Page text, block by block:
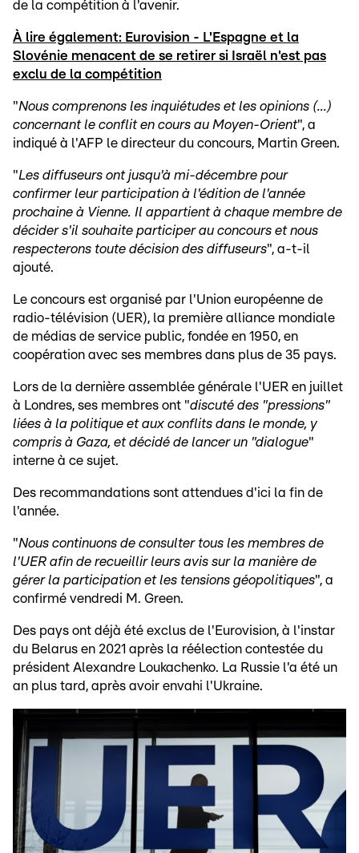
de la compétition à l'avenir.
À lire également: Eurovision - L'Espagne et la
Slovénie menacent de se retirer si Israël n'est pas
exclu de la compétition
"Nous comprenons les inquiétudes et les opinions (...)
concernant le conflit en cours au Moyen-Orient", a
indiqué à l'AFP le directeur du concours, Martin Green.
"Les diffuseurs ont jusqu'à mi-décembre pour
confirmer leur participation à l'édition de l'année
prochaine à Vienne. Il appartient à chaque membre de
décider s'il souhaite participer au concours et nous
respecterons toute décision des diffuseurs", a-t-il
ajouté.
Le concours est organisé par l'Union européenne de
radio-télévision (UER), la première alliance mondiale
de médias de service public, fondée en 1950, en
coopération avec ses membres dans plus de 35 pays.
Lors de la dernière assemblée générale l'UER en juillet
à Londres, ses membres ont "discuté des "pressions"
liées à la politique et aux conflits dans le monde, y
compris à Gaza, et décidé de lancer un "dialogue"
interne à ce sujet.
Des recommandations sont attendues d'ici la fin de
l'année.
"Nous continuons de consulter tous les membres de
l'UER afin de recueillir leurs avis sur la manière de
gérer la participation et les tensions géopolitiques", a
confirmé vendredi M. Green.
Des pays ont déjà été exclus de l'Eurovision, à l'instar
du Belarus en 2021 après la réélection contestée du
président Alexandre Loukachenko. La Russie l'a été un
an plus tard, après avoir envahi l'Ukraine.